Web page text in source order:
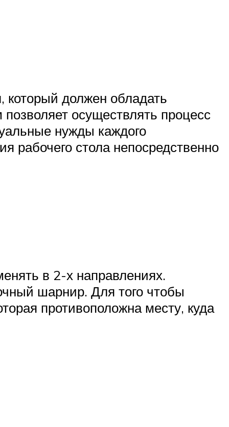
который должен обладать
осуществлять процесс
нужды каждого
стола непосредственно
в 2-х направлениях.
шарнир. Для того чтобы
противоположна месту, куда